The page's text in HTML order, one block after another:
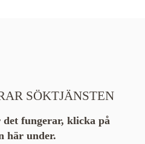
SÖKTJÄNSTEN
fungerar, klicka på
här under.